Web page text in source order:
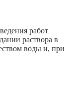
работ
раствора в
воды и, при